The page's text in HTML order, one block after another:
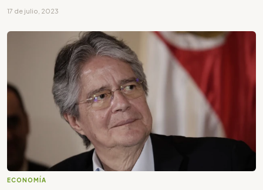
17 de julio, 2023
ECONOMÍA